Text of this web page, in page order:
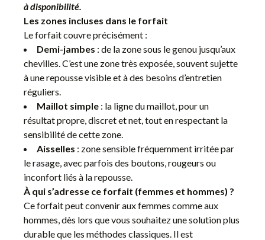
à disponibilité.
Les zones incluses dans le forfait
Le forfait couvre précisément :
Demi-jambes : de la zone sous le genou jusqu’aux
chevilles. C’est une zone très exposée, souvent sujette
à une repousse visible et à des besoins d’entretien
réguliers.
Maillot simple : la ligne du maillot, pour un
résultat propre, discret et net, tout en respectant la
sensibilité de cette zone.
Aisselles : zone sensible fréquemment irritée par
le rasage, avec parfois des boutons, rougeurs ou
inconfort liés à la repousse.
À qui s’adresse ce forfait (femmes et hommes) ?
Ce forfait peut convenir aux femmes comme aux
hommes, dès lors que vous souhaitez une solution plus
durable que les méthodes classiques. Il est